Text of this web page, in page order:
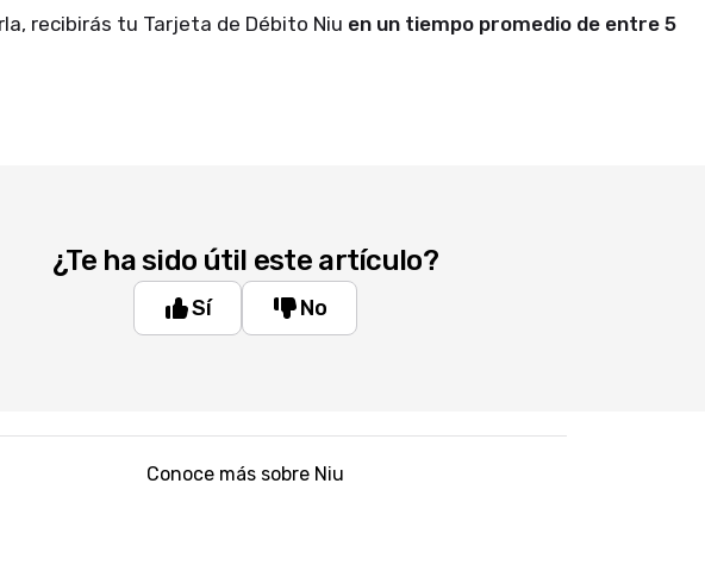
recibirás tu Tarjeta de Débito Niu en un tiempo promedio de entre 5
¿Te ha sido útil este artículo?
Sí No
Conoce más sobre Niu